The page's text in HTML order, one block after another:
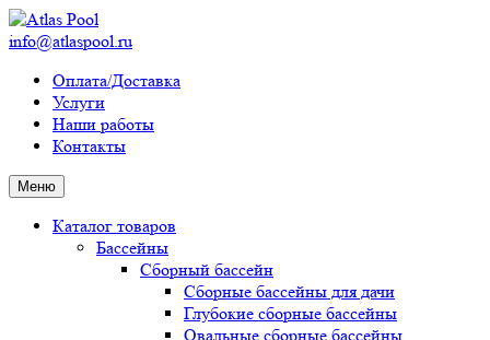
info@atlaspool.ru
Оплата/Доставка
Услуги
Наши работы
Контакты
Меню
Каталог товаров
Бассейны
Сборный бассейн
Сборные бассейны для дачи
Глубокие сборные бассейны
Овальные сборные бассейны